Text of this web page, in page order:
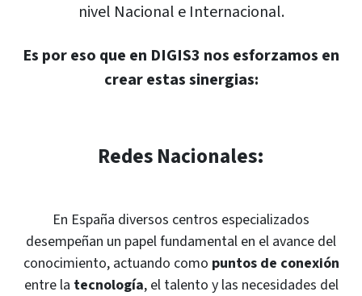
nivel Nacional e Internacional.
Es por eso que en DIGIS3 nos esforzamos en
crear estas sinergias:
Redes Nacionales:
En España diversos centros especializados
desempeñan un papel fundamental en el avance del
conocimiento, actuando como puntos de conexión
entre la tecnología, el talento y las necesidades del